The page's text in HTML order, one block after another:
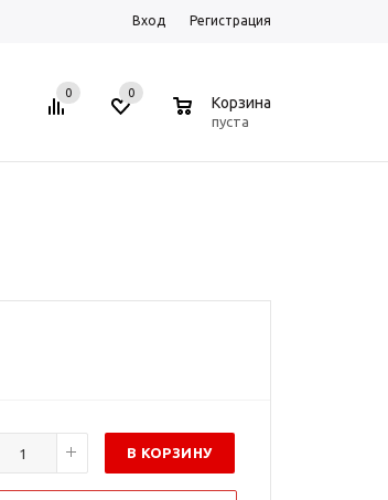
Вход Регистрация
0 0
Корзина
пуста
В КОРЗИНУ